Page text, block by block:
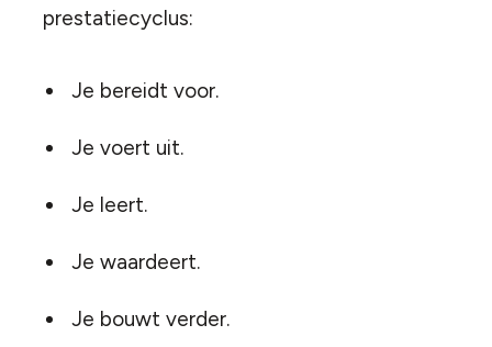
prestatiecyclus:
Je bereidt voor.
Je voert uit.
Je leert.
Je waardeert.
Je bouwt verder.